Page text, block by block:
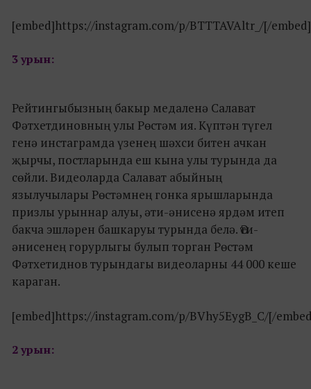
[embed]https://instagram.com/p/BTTTAVAltr_/[/embed]
3 урын:
Рейтингыбызның бакыр медаленә Салават
Фәтхетдиновның улы Рөстәм ия. Күптән түгел
генә инстаграмда үзенең шәхси битен ачкан
җырчы, постларында еш кына улы турында да
сөйли. Видеоларда Салават абыйның
язылучылары Рөстәмнең гонка ярышларында
призлы урыннар алуы, әти-әнисенә ярдәм итеп
бакча эшләрен башкаруы турында белә. Әти-
әнисенең горурлыгы булып торган Рөстәм
Фәтхетиднов турындагы видеоларны 44 000 кеше
караган.
[embed]https://instagram.com/p/BVhy5EygB_C/[/
2 урын: